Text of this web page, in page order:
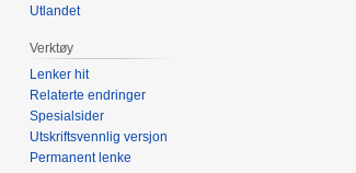
Utlandet
Verktøy
Lenker hit
Relaterte endringer
Spesialsider
Utskriftsvennlig versjon
Permanent lenke